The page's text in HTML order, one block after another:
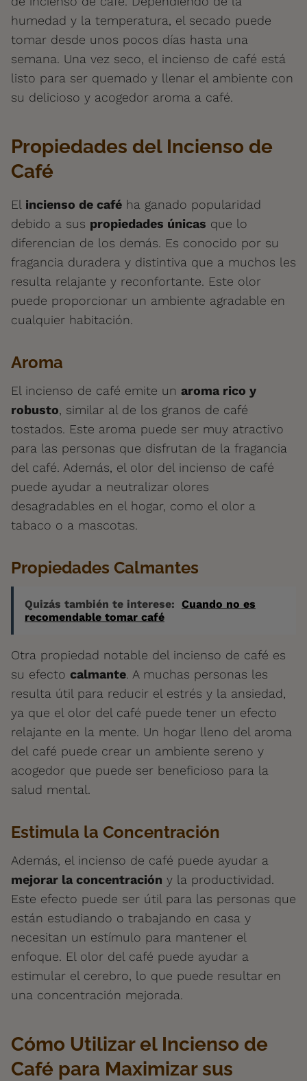
humedad y la temperatura, el secado puede
tomar desde unos pocos días hasta una
semana. Una vez seco, el incienso de café está
listo para ser quemado y llenar el ambiente con
su delicioso y acogedor aroma a café.
Propiedades del Incienso de
Café
El incienso de café ha ganado popularidad
debido a sus propiedades únicas que lo
diferencian de los demás. Es conocido por su
fragancia duradera y distintiva que a muchos les
resulta relajante y reconfortante. Este olor
puede proporcionar un ambiente agradable en
cualquier habitación.
Aroma
El incienso de café emite un aroma rico y
robusto, similar al de los granos de café
tostados. Este aroma puede ser muy atractivo
para las personas que disfrutan de la fragancia
del café. Además, el olor del incienso de café
puede ayudar a neutralizar olores
desagradables en el hogar, como el olor a
tabaco o a mascotas.
Propiedades Calmantes
Quizás también te interese: Cuando no es
recomendable tomar café
Otra propiedad notable del incienso de café es
su efecto calmante. A muchas personas les
resulta útil para reducir el estrés y la ansiedad,
ya que el olor del café puede tener un efecto
relajante en la mente. Un hogar lleno del aroma
del café puede crear un ambiente sereno y
acogedor que puede ser beneficioso para la
salud mental.
Estimula la Concentración
Además, el incienso de café puede ayudar a
mejorar la concentración y la productividad.
Este efecto puede ser útil para las personas que
están estudiando o trabajando en casa y
necesitan un estímulo para mantener el
enfoque. El olor del café puede ayudar a
estimular el cerebro, lo que puede resultar en
una concentración mejorada.
Cómo Utilizar el Incienso de
Café para Maximizar sus